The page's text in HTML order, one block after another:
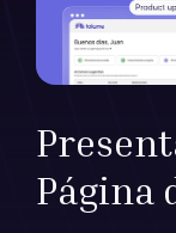
Página